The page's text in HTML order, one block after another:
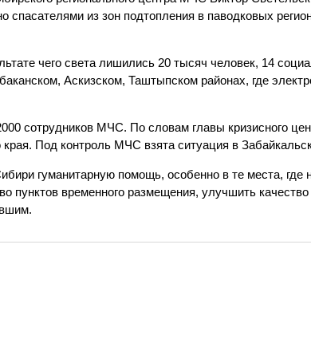
из зон подтопления в паводковых
чего света лишились 20 тысяч человек, 14
Аскизском, Таштыпском районах, где
сотрудников МЧС. По словам главы кризисного
Под контроль МЧС взята ситуация в
гуманитарную помощь, особенно в те места, где
пунктов временного размещения, улучшить